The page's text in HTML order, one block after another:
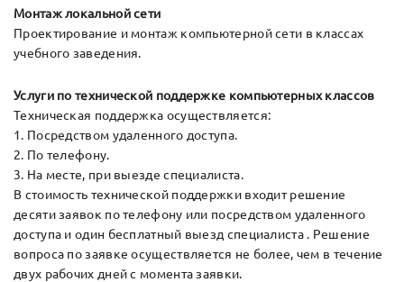
Монтаж локальной сети
Проектирование и монтаж компьютерной сети в классах
учебного заведения.
Услуги по технической поддержке компьютерных классов
Техническая поддержка осуществляется:
1. Посредством удаленного доступа.
2. По телефону.
3. На месте, при выезде специалиста.
В стоимость технической поддержки входит решение
десяти заявок по телефону или посредством удаленного
доступа и один бесплатный выезд специалиста . Решение
вопроса по заявке осуществляется не более, чем в течение
двух рабочих дней с момента заявки.